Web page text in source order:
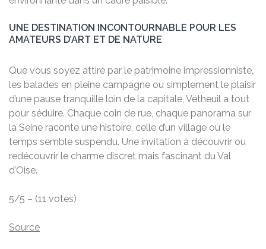
UNE DESTINATION INCONTOURNABLE POUR LES
AMATEURS D’ART ET DE NATURE
Que vous soyez attiré par le patrimoine impressionniste,
les balades en pleine campagne ou simplement le plaisir
d’une pause tranquille loin de la capitale, Vétheuil a tout
pour séduire. Chaque coin de rue, chaque panorama sur
la Seine raconte une histoire, celle d’un village où le
temps semble suspendu. Une invitation à découvrir ou
redécouvrir le charme discret mais fascinant du Val
d’Oise.
5/5 – (11 votes)
Source